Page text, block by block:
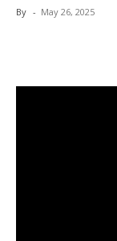
By - May 26, 2025